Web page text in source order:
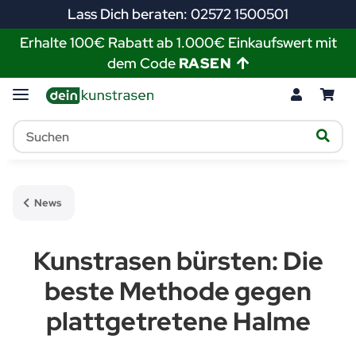
Lass Dich beraten: 02572 1500501
Erhalte 100€ Rabatt ab 1.000€ Einkaufswert mit
dem Code RASEN
News
Kunstrasen bürsten: Die
beste Methode gegen
plattgetretene Halme